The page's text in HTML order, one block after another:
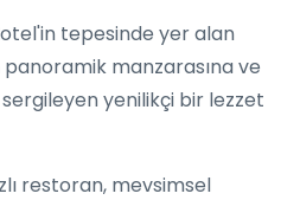
tepesinde yer alan
manzarasına ve
yenilikçi bir lezzet
restoran, mevsimsel